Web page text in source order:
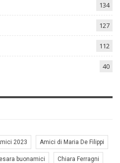
134
127
112
40
2023 Amici di Maria De Filippi
buonamici Chiara Ferragni